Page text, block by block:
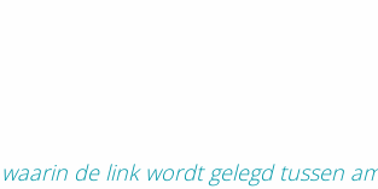
waarin de link wordt gelegd tussen